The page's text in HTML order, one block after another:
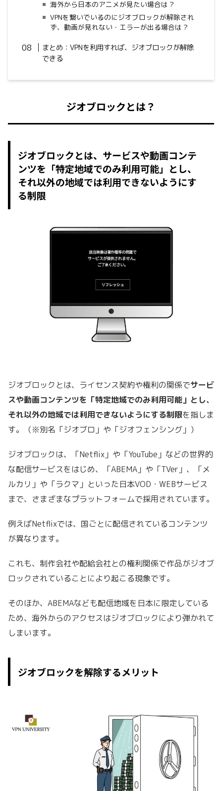
海外から日本のアニメが見たい場合は？
VPNを繋いでいるのにジオブロックが解除され
ず、動画が見れない・エラーが出る場合は？
まとめ：VPNを利用すれば、ジオブロックが解除
できる
ジオブロックとは？
ジオブロックとは、サービスや動画コンテ
ンツを「特定地域でのみ利用可能」とし、
それ以外の地域では利用できないようにす
る制限
ジオブロックとは、ライセンス契約や権利の関係でサービ
スや動画コンテンツを「特定地域でのみ利用可能」とし、
それ以外の地域では利用できないようにする制限を指しま
す。（※別名「ジオブロ」や「ジオフェンシング」）
ジオブロックは、「Netflix」や「YouTube」などの世界的
な配信サービスをはじめ、「ABEMA」や「TVer」、「メ
ルカリ」や「ラクマ」といった日本VOD・WEBサービス
まで、さまざまなプラットフォームで採用されています。
例えばNetflixでは、国ごとに配信されているコンテンツ
が異なります。
これも、制作会社や配給会社との権利関係で作品がジオブ
ロックされていることにより起こる現象です。
そのほか、ABEMAなども配信地域を日本に限定している
ため、海外からのアクセスはジオブロックにより弾かれて
しまいます。
ジオブロックを解除するメリット